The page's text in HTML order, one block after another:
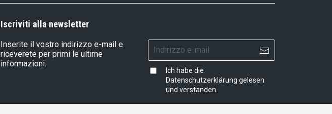
Iscriviti alla newsletter
Inserite il vostro indirizzo e-mail e
riceverete per primi le ultime
informazioni.
Ich habe die
Datenschutzerklärung gelesen
und verstanden.